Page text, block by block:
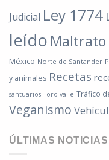
Judicial Ley 1774
leído
México Norte de Santander
y animales Recetas
santuarios Toro valle Tráfico
Veganismo
ÚLTIMAS NOTICIAS